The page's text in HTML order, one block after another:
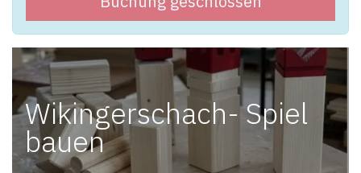
Wikingerschach- Spiel
bauen